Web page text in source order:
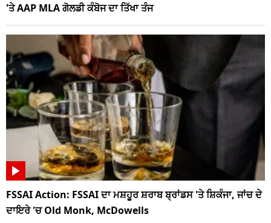
'ਤੇ AAP MLA ਗੋਲਡੀ ਕੰਬੋਜ ਦਾ ਤਿੱਖਾ ਤੰਜ
FSSAI Action: FSSAI ਦਾ ਮਸ਼ਹੂਰ ਸ਼ਰਾਬ ਬ੍ਰਾਂਡਸ 'ਤੇ ਸ਼ਿਕੰਜਾ, ਜਾਂਚ ਦੇ
ਦਾਇਰੇ 'ਚ Old Monk, McDowells